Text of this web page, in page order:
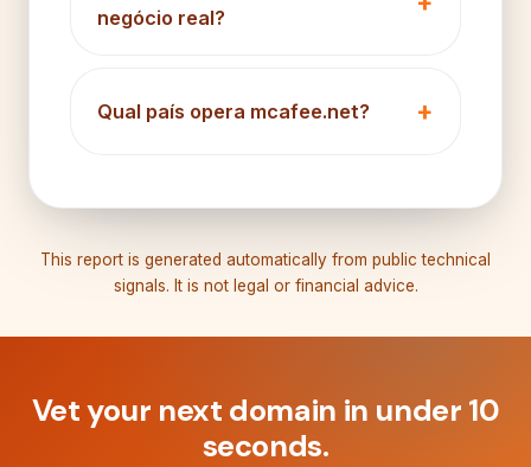
negócio real?
Qual país opera mcafee.net?
This report is generated automatically from public technical
signals. It is not legal or financial advice.
Vet your next domain in under 10
seconds.